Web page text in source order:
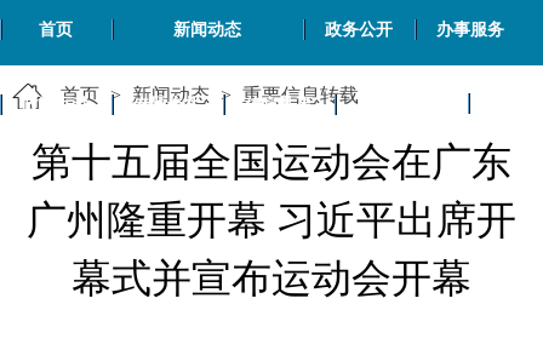
首页 新闻动态 政务公开 办事服务
政民互动 专题专栏 信息共享
首页 > 新闻动态 > 重要信息转载
第十五届全国运动会在广东
广州隆重开幕 习近平出席开
幕式并宣布运动会开幕